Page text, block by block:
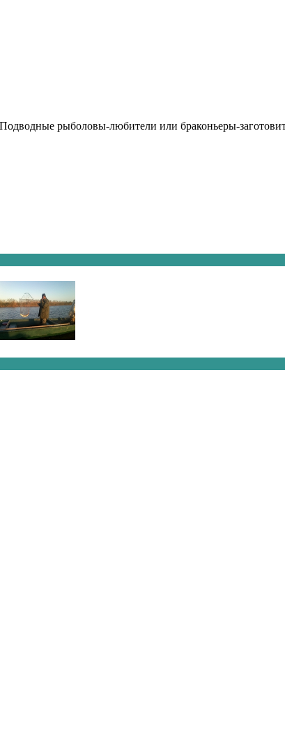
рыболовы-любители или браконьеры-